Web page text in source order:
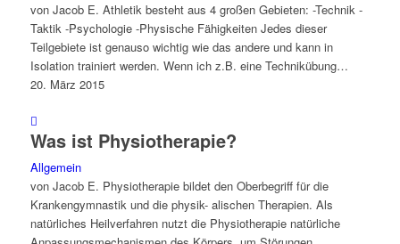
von Jacob E. Athletik besteht aus 4 großen Gebieten: -Technik -
Taktik -Psychologie -Physische Fähigkeiten Jedes dieser
Teilgebiete ist genauso wichtig wie das andere und kann in
Isolation trainiert werden. Wenn ich z.B. eine Technikübung…
20. März 2015
Was ist Physiotherapie?
Allgemein
von Jacob E. Physiotherapie bildet den Oberbegriff für die
Krankengymnastik und die physik- alischen Therapien. Als
natürliches Heilverfahren nutzt die Physiotherapie natürliche